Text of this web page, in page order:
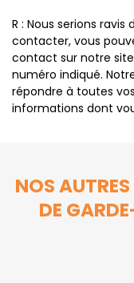
R : Nous serions
contacter, vous
contact sur notre
numéro indiqué.
répondre à toutes
informations dont
NOS
DE